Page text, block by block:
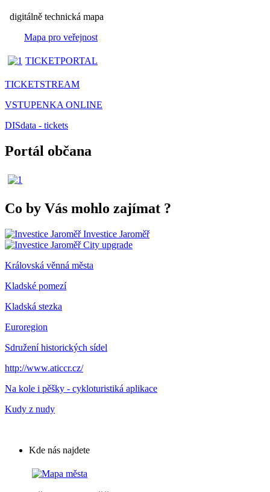
digitálně technická mapa
Mapa pro veřejnost
TICKETPORTAL
TICKETSTREAM
VSTUPENKA ONLINE
DISdata - tickets
Portál občana
Co by Vás mohlo zajímat ?
Investice Jaroměř
City upgrade
Královská věnná města
Kladské pomezí
Kladská stezka
Euroregion
Sdružení historických sídel
http://www.aticcr.cz/
Na kole i pěšky - cykloturistiká aplikace
Kudy z nudy
Kde nás najdete